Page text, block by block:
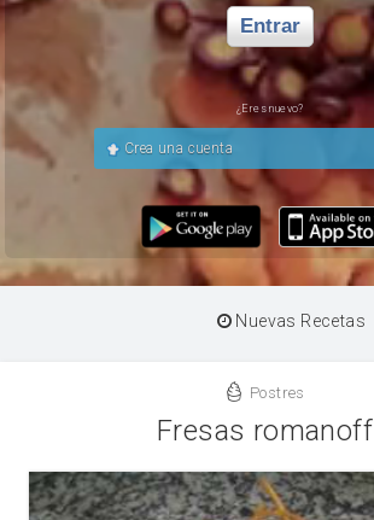
Entrar
¿Eres nuevo?
Crea una cuenta
Nuevas Recetas
Postres
Fresas romanoff